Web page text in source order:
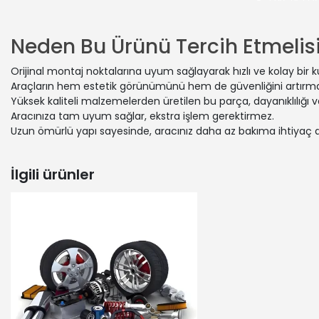
DACIA |
DACIA |
DACIA |
DACIA |
DACIA |
DACIA |
Neden Bu Ürünü Tercih
Orijinal montaj noktalarına uyum sağlayarak hızlı ve kolay bir
Araçların hem estetik görünümünü hem de güvenliğini
Yüksek kaliteli malzemelerden üretilen bu parça,
Aracınıza tam uyum sağlar, ekstra işlem gerektirmez.
Uzun ömürlü yapı sayesinde, aracınız daha az bakıma ihtiyaç
İlgili ürünler